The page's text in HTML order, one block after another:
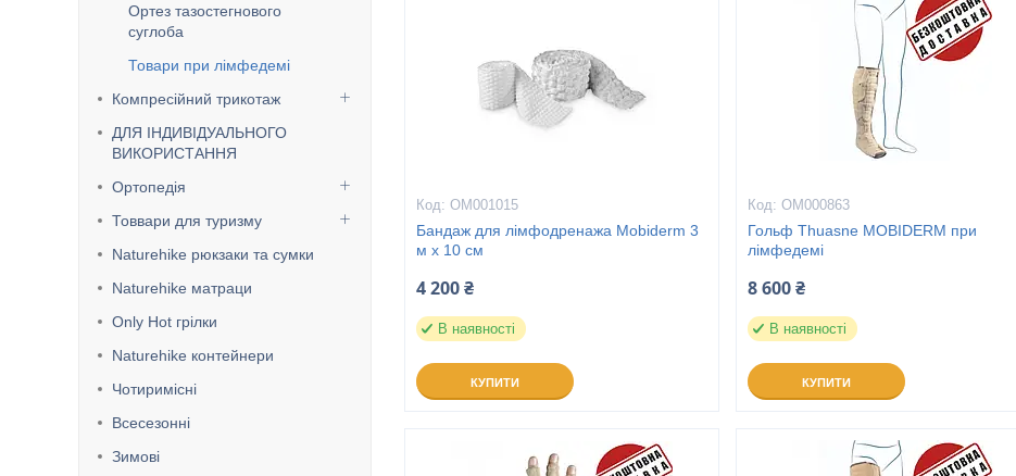
Ортез тазостегнового
суглоба
Товари при лімфедемі
Компресійний трикотаж
ДЛЯ ІНДИВІДУАЛЬНОГО
ВИКОРИСТАННЯ
Ортопедія
Товвари для туризму
Naturehike рюкзаки та сумки
Naturehike матраци
Only Hot грілки
Naturehike контейнери
Чотиримісні
Всесезонні
Зимові
ОМ001015
Бандаж для лімфодренажа Mobiderm 3
м х 10 см
4 200 ₴
В наявності
КУПИТИ
ОМ000863
Гольф Thuasne MOBIDERM при
лімфедемі
8 600 ₴
В наявності
КУПИТИ